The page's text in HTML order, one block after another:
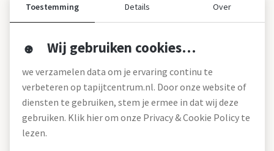
Over tapijtcentrum
Werken bij
Montageservice
Blog
Toestemming Details Over
Wij gebruiken cookies…
we verzamelen data om je ervaring continu te
verbeteren op tapijtcentrum.nl. Door onze website of
diensten te gebruiken, stem je ermee in dat wij deze
gebruiken. Klik hier om onze Privacy & Cookie Policy te
lezen.